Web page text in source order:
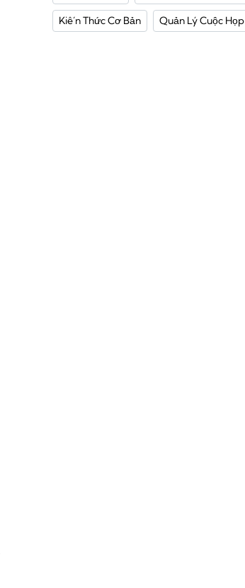
Kiến Thức Cơ Bản Quản Lý Cuộc Họp